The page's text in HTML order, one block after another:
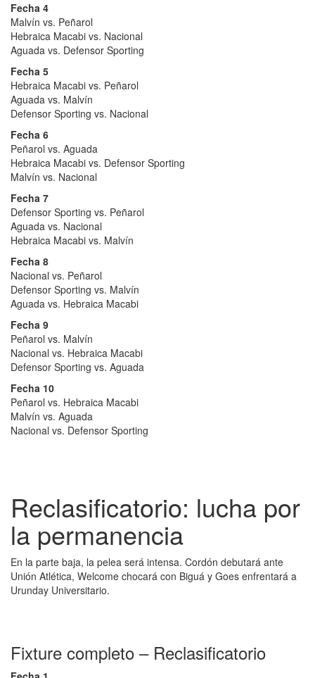
Fecha 4
Malvín vs. Peñarol
Hebraica Macabi vs. Nacional
Aguada vs. Defensor Sporting
Fecha 5
Hebraica Macabi vs. Peñarol
Aguada vs. Malvín
Defensor Sporting vs. Nacional
Fecha 6
Peñarol vs. Aguada
Hebraica Macabi vs. Defensor Sporting
Malvín vs. Nacional
Fecha 7
Defensor Sporting vs. Peñarol
Aguada vs. Nacional
Hebraica Macabi vs. Malvín
Fecha 8
Nacional vs. Peñarol
Defensor Sporting vs. Malvín
Aguada vs. Hebraica Macabi
Fecha 9
Peñarol vs. Malvín
Nacional vs. Hebraica Macabi
Defensor Sporting vs. Aguada
Fecha 10
Peñarol vs. Hebraica Macabi
Malvín vs. Aguada
Nacional vs. Defensor Sporting
Reclasificatorio: lucha por
la permanencia
En la parte baja, la pelea será intensa. Cordón debutará ante
Unión Atlética, Welcome chocará con Biguá y Goes enfrentará a
Urunday Universitario.
Fixture completo – Reclasificatorio